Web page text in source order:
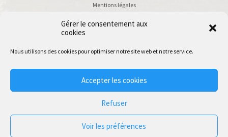
Gérer le consentement aux
cookies
Nous utilisons des cookies pour optimiser notre site web et notre service.
Accepter les cookies
Refuser
Voir les préférences
Mentions légales